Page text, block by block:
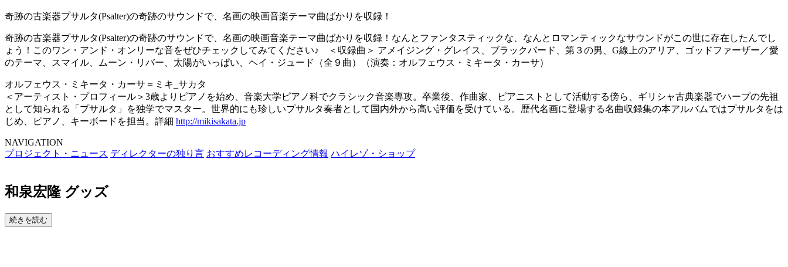
奇跡の古楽器プサルタ(Psalter)の奇跡のサウンドで、名画の映画音楽テーマ曲ばかりを収録！
奇跡の古楽器プサルタ(Psalter)の奇跡のサウンドで、名画の映画音楽テーマ曲ばかりを収録！なんとファンタスティックな、なんとロマンティックなサウンドがこの世に存在したんでし
ょう！このワン・アンド・オンリーな音をぜひチェックしてみてください♪ ＜収録曲＞ アメイジング・グレイス、ブラックバード、第３の男、G線上のアリア、ゴッドファーザー／愛
のテーマ、スマイル、ムーン・リバー、太陽がいっぱい、ヘイ・ジュード（全９曲）（演奏：オルフェウス・ミキータ・カーサ）
オルフェウス・ミキータ・カーサ＝ミキ_サカタ
＜アーティスト・プロフィール＞3歳よりピアノを始め、音楽大学ピアノ科でクラシック音楽専攻。卒業後、作曲家、ピアニストとして活動する傍ら、ギリシャ古典楽器でハープの先祖
として知られる「プサルタ」を独学でマスター。世界的にも珍しいプサルタ奏者として国内外から高い評価を受けている。歴代名画に登場する名曲収録集の本アルバムではプサルタをは
じめ、ピアノ、キーボードを担当。詳細 http://mikisakata.jp
NAVIGATION
プロジェクト・ニュース ディレクターの独り言 おすすめレコーディング情報 ハイレゾ・ショップ
和泉宏隆 グッズ
続きを読む